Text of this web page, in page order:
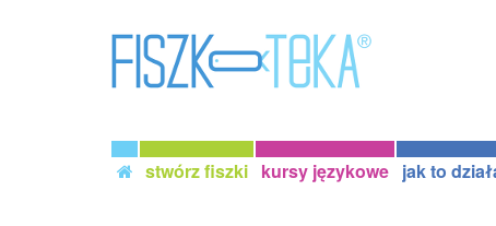
stwórz fiszki kursy językowe jak to